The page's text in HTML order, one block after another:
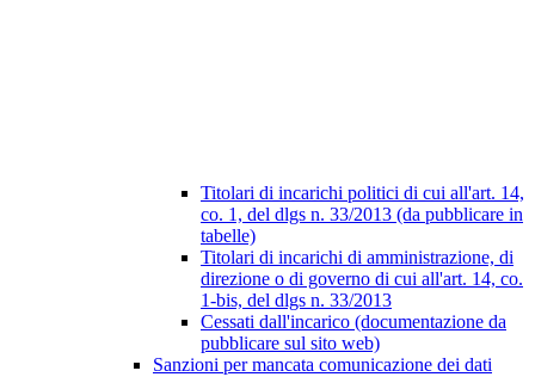
Titolari di incarichi politici di cui all'art. 14,
co. 1, del dlgs n. 33/2013 (da pubblicare in
tabelle)
Titolari di incarichi di amministrazione, di
direzione o di governo di cui all'art. 14, co.
1-bis, del dlgs n. 33/2013
Cessati dall'incarico (documentazione da
pubblicare sul sito web)
Sanzioni per mancata comunicazione dei dati